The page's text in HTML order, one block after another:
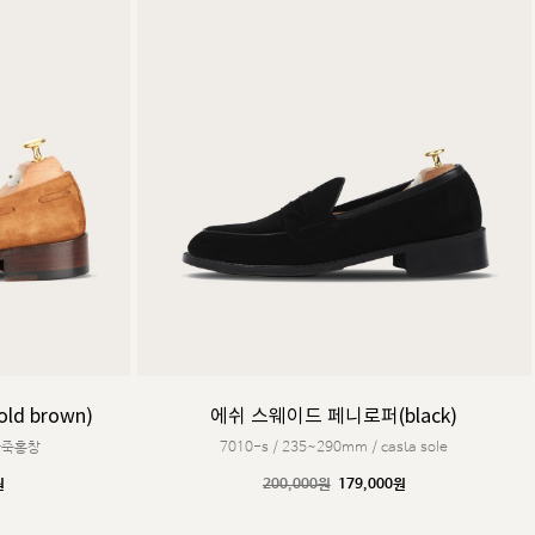
brown)
홍창
에쉬 스웨이드 페니로퍼(black)
7010-s / 235~290mm / casta sole
200,000원 179,000원